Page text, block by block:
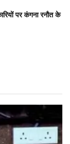
पर कंगना रनौत के